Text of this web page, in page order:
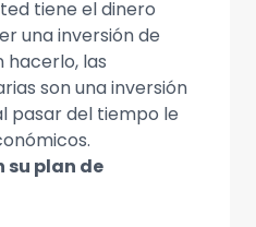
tiene el dinero
una inversión de
hacerlo, las
son una inversión
pasar del tiempo le
su plan de